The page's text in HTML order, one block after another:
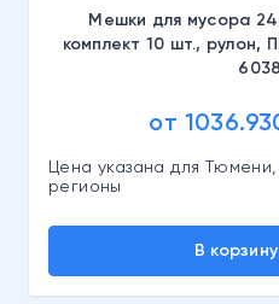
Мешки для мусора
комплект 10 шт., рулон,
от
Цена указана для
регионы
В корзину